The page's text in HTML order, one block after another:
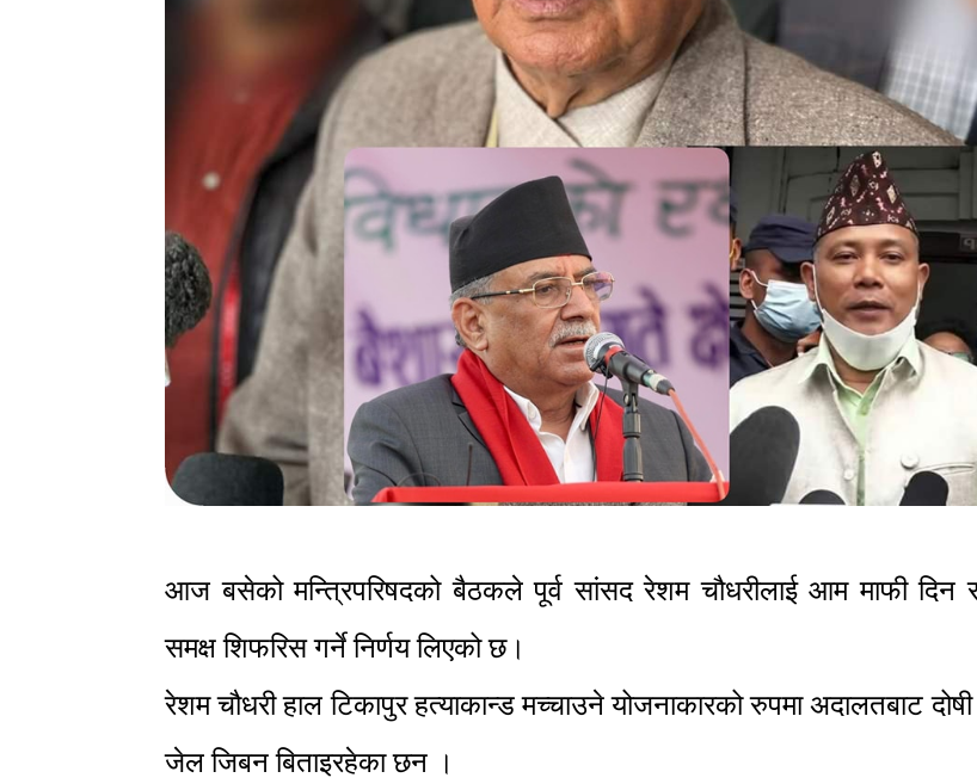
आज बसेको मन्त्रिपरिषदको बैठकले पूर्व सांसद रेशम चौधरीलाई आम माफी दिन
समक्ष शिफरिस गर्ने निर्णय लिएको छ।
रेशम चौधरी हाल टिकापुर हत्याकान्ड मच्चाउने योजनाकारको रुपमा अदालतबाट
जेल जिबन बिताइरहेका छन ।